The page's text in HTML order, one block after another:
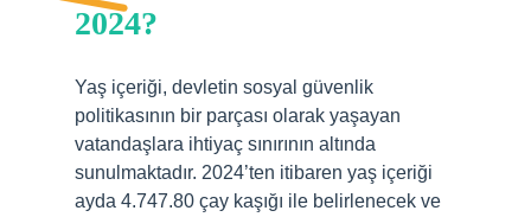
2024?
Yaş içeriği, devletin sosyal güvenlik
politikasının bir parçası olarak yaşayan
vatandaşlara ihtiyaç sınırının altında
sunulmaktadır. 2024’ten itibaren yaş içeriği
ayda 4.747.80 çay kaşığı ile belirlenecek ve